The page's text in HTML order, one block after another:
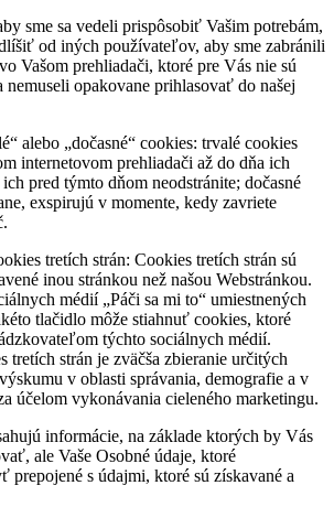
sme sa vedeli prispôsobiť Vašim potrebám,
od iných používateľov, aby sme zabránili
Vašom prehliadači, ktoré pre Vás nie sú
nemuseli opakovane prihlasovať do našej
alebo „dočasné“ cookies: trvalé cookies
internetovom prehliadači až do dňa ich
pred týmto dňom neodstránite; dočasné
exspirujú v momente, kedy zavriete
tretích strán: Cookies tretích strán sú
inou stránkou než našou Webstránkou.
médií „Páči sa mi to“ umiestnených
tlačidlo môže stiahnuť cookies, ktoré
týchto sociálnych médií.
tretích strán je zväčša zbieranie určitých
v oblasti správania, demografie a v
účelom vykonávania cieleného marketingu.
informácie, na základe ktorých by Vás
ale Vaše Osobné údaje, ktoré
prepojené s údajmi, ktoré sú získavané a